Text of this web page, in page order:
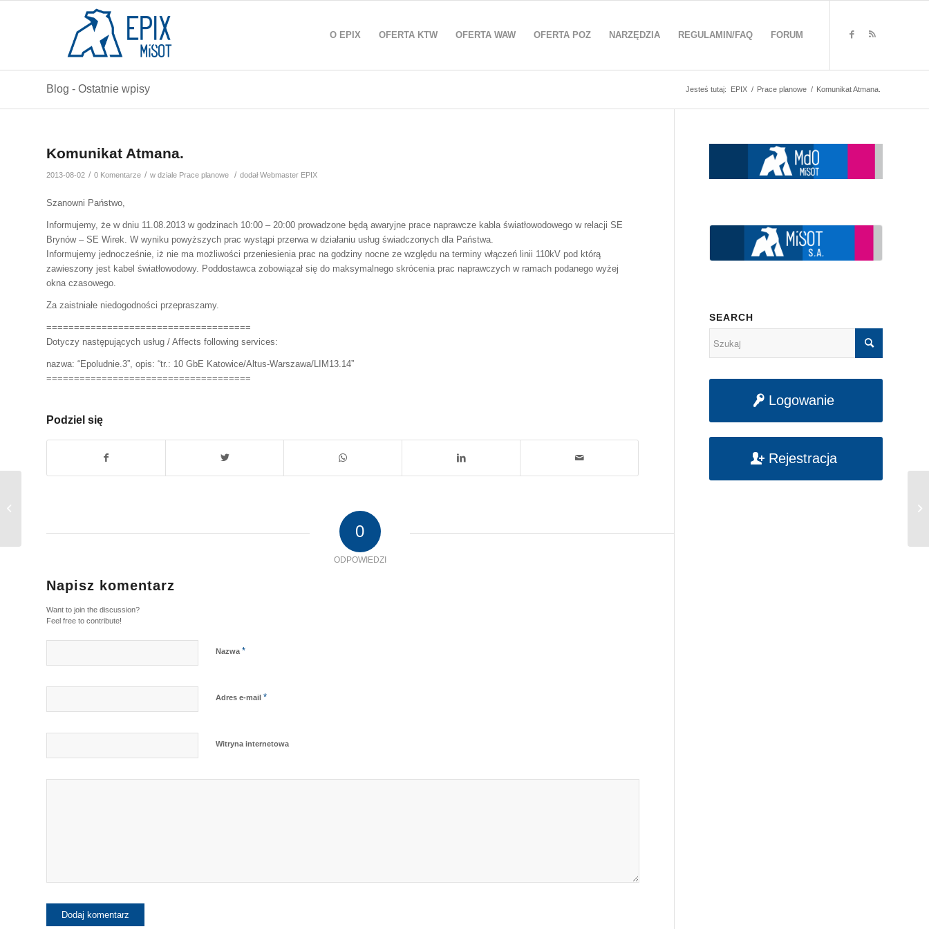
O EPIX OFERTA KTW OFERTA WAW OFERTA POZ NARZĘDZIA REGULAMIN/FAQ FORUM
Blog - Ostatnie wpisy Jesteś tutaj: EPIX / Prace planowe / Komunikat Atmana.
Komunikat Atmana.
2013-08-02 / 0 Komentarze / w dziale Prace planowe / dodałWebmaster EPIX
Szanowni Państwo,
Informujemy, że w dniu 11.08.2013 w godzinach 10:00 – 20:00 prowadzone będą awaryjne prace naprawcze kabla światłowodowego w relacji SE
Brynów – SE Wirek. W wyniku powyższych prac wystąpi przerwa w działaniu usług świadczonych dla Państwa.
Informujemy jednocześnie, iż nie ma możliwości przeniesienia prac na godziny nocne ze względu na terminy włączeń linii 110kV pod którą
zawieszony jest kabel światłowodowy. Poddostawca zobowiązał się do maksymalnego skrócenia prac naprawczych w ramach podanego wyżej
okna czasowego.
Za zaistniałe niedogodności przepraszamy.
=====================================
Dotyczy następujących usług / Affects following services:
nazwa: “Epoludnie.3”, opis: “tr.: 10 GbE Katowice/Altus-Warszawa/LIM13.14”
=====================================
Podziel się
0
ODPOWIEDZI
Napisz komentarz
Want to join the discussion?
Feel free to contribute!
Nazwa *
Adres e-mail *
Witryna internetowa
SEARCH
Logowanie
Rejestracja